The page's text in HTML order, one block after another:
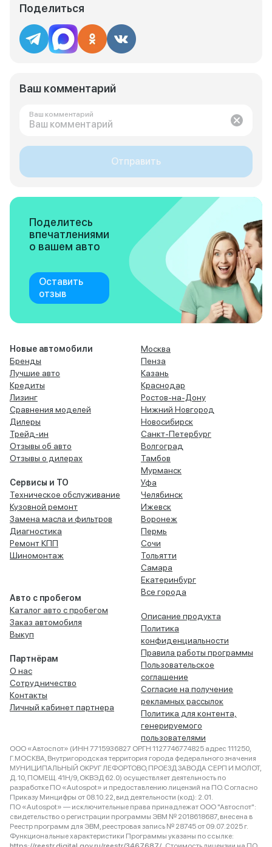
Поделиться
Ваш комментарий
Ваш комментарий
Отправить
Поделитесь
впечатлениями
о вашем авто
Оставить
отзыв
Новые автомобили
Бренды
Лучшие авто
Кредиты
Лизинг
Сравнения моделей
Дилеры
Трейд-ин
Отзывы об авто
Отзывы о дилерах
Сервисы и ТО
Техническое обслуживание
Кузовной ремонт
Замена масла и фильтров
Диагностика
Ремонт КПП
Шиномонтаж
Авто с пробегом
Каталог авто с пробегом
Заказ автомобиля
Выкуп
Партнёрам
О нас
Сотрудничество
Контакты
Личный кабинет партнера
Москва
Пенза
Казань
Краснодар
Ростов-на-Дону
Нижний Новгород
Новосибирск
Санкт-Петербург
Волгоград
Тамбов
Мурманск
Уфа
Челябинск
Ижевск
Воронеж
Пермь
Сочи
Тольятти
Самара
Екатеринбург
Все города
Описание продукта
Политика
конфиденциальности
Правила работы программы
Пользовательское
соглашение
Согласие на получение
рекламных рассылок
Политика для контента,
генерируемого
пользователями
ООО «Автоспот» (ИНН 7715936827 ОРГН 1127746774825 адрес 111250,
Г.МОСКВА, Внутригородская территория города федерального значения
МУНИЦИПАЛЬНЫЙ ОКРУГ ЛЕФОРТОВО, ПРОЕЗД ЗАВОДА СЕРП И МОЛОТ,
Д. 10, ПОМЕЩ. 41Н/9, ОКВЭД 62.0) осуществляет деятельность по
разработке ПО «Autospot» и предоставлению лицензий на ПО. Согласно
Приказу Минцифры от 08.10.22, вид деятельности (код): 2.01.
ПО «Autospot» — исключительные права принадлежат ООО "Автоспот":
свидетельство о регистрации программы ЭВМ № 2018618687, внесена в
Реестр программ для ЭВМ, реестровая запись № 28745 от 09.07.2025 г.
Функциональные характеристики Программы указаны по ссылке: